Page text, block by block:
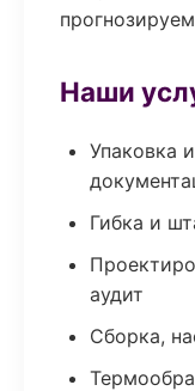
Наши
Упаковка
Гибка и
аудит
Сборка,